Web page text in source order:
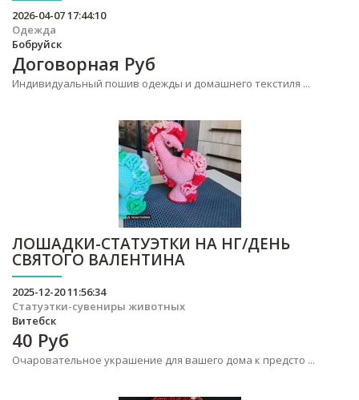
2026-04-07 17:44:10
Одежда
Бобруйск
Договорная Руб
Индивидуальный пошив одежды и домашнего текстиля ...
ЛОШАДКИ-СТАТУЭТКИ НА НГ/ДЕНЬ
СВЯТОГО ВАЛЕНТИНА
2025-12-20 11:56:34
Статуэтки-сувениры животных
Витебск
40 Руб
Очаровательное украшение для вашего дома к предсто ...